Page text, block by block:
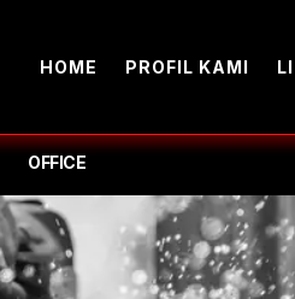
HOME PROFIL KAMI
OFFICE